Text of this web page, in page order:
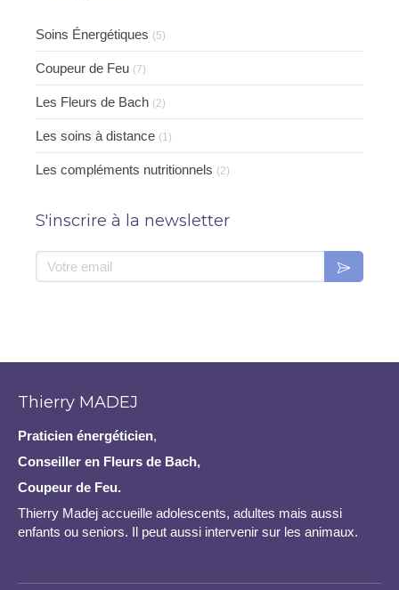
Soins Énergétiques (5)
Coupeur de Feu (7)
Les Fleurs de Bach (2)
Les soins à distance (1)
Les compléments nutritionnels (2)
S'inscrire à la newsletter
Votre email
Thierry MADEJ
Praticien énergéticien,
Conseiller en Fleurs de Bach,
Coupeur de Feu.
Thierry Madej accueille adolescents, adultes mais aussi
enfants ou seniors. Il peut aussi intervenir sur les animaux.